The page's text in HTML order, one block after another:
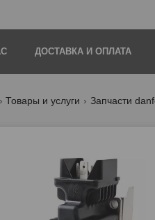
ДОСТАВКА И ОПЛАТА
Товары и услуги Запчасти